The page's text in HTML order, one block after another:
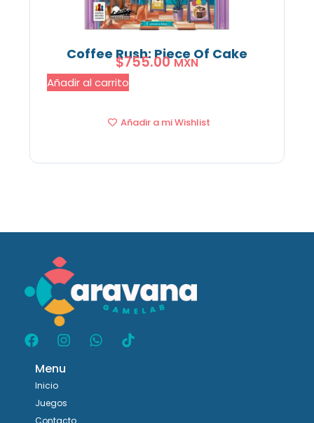
Coffee Rush: Piece Of Cake
$755.00 MXN
Añadir al carrito
Añadir a mi Wishlist
Menu
Inicio
Juegos